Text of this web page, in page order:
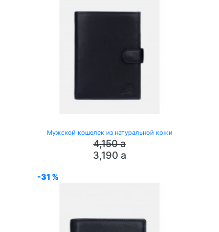
Мужской кошелек из натуральной кожи
4,150a
3,190 a
-31 %